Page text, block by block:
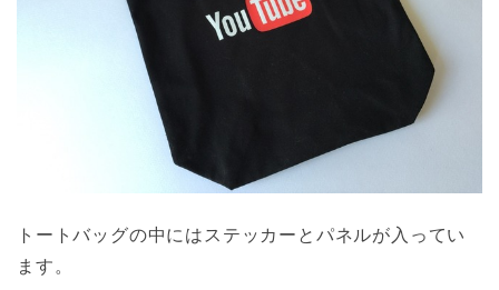
トートバッグの中にはステッカーとパネルが入ってい
ます。